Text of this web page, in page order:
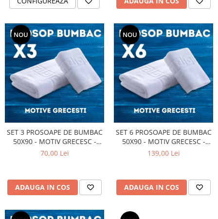
NOU
SET 3 PROSOAPE DE BUMBAC
50X90 - MOTIV GRECESC -
GROSIME 450GR. - ALBE
70,00 Lei
ADAUGA IN COS
NOU
SET 6 PROSOAPE DE BUMBAC
50X90 - MOTIV GRECESC -
GROSIME 450GR. - ALBE
139,00 Lei
ADAUGA IN COS